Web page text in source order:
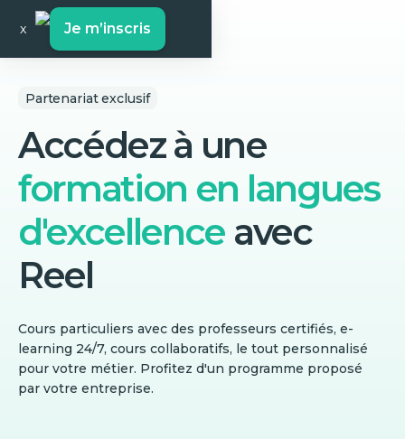
x Je m’inscris
Partenariat exclusif
Accédez à une
formation en langues
d'excellence avec
Reel
Cours particuliers avec des professeurs certifiés, e-
learning 24/7, cours collaboratifs, le tout personnalisé
pour votre métier. Profitez d'un programme proposé
par votre entreprise.